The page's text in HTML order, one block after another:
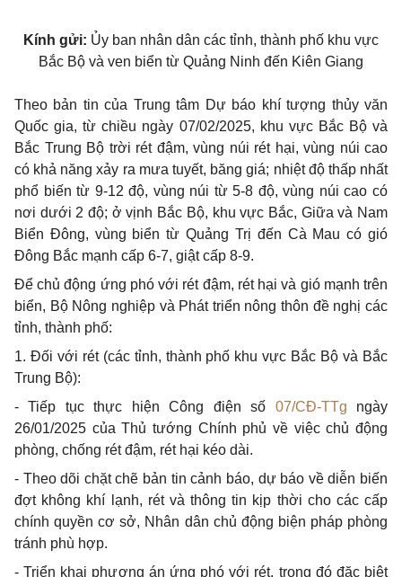
Kính gửi: Ủy ban nhân dân các tỉnh, thành phố khu vực
Bắc Bộ và ven biển từ Quảng Ninh đến Kiên Giang
Theo bản tin của Trung tâm Dự báo khí tượng thủy văn
Quốc gia, từ chiều ngày 07/02/2025, khu vực Bắc Bộ và
Bắc Trung Bộ trời rét đậm, vùng núi rét hại, vùng núi cao
có khả năng xảy ra mưa tuyết, băng giá; nhiệt độ thấp nhất
phổ biến từ 9-12 độ, vùng núi từ 5-8 độ, vùng núi cao có
nơi dưới 2 độ; ở vịnh Bắc Bộ, khu vực Bắc, Giữa và Nam
Biển Đông, vùng biển từ Quảng Trị đến Cà Mau có gió
Đông Bắc mạnh cấp 6-7, giật cấp 8-9.
Để chủ động ứng phó với rét đậm, rét hại và gió mạnh trên
biển, Bộ Nông nghiệp và Phát triển nông thôn đề nghị các
tỉnh, thành phố:
1. Đối với rét (các tỉnh, thành phố khu vực Bắc Bộ và Bắc
Trung Bộ):
- Tiếp tục thực hiện Công điện số 07/CĐ-TTg ngày
26/01/2025 của Thủ tướng Chính phủ về việc chủ động
phòng, chống rét đậm, rét hại kéo dài.
- Theo dõi chặt chẽ bản tin cảnh báo, dự báo về diễn biến
đợt không khí lạnh, rét và thông tin kịp thời cho các cấp
chính quyền cơ sở, Nhân dân chủ động biện pháp phòng
tránh phù hợp.
- Triển khai phương án ứng phó với rét, trong đó đặc biệt